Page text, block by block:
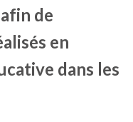
de
en
dans les